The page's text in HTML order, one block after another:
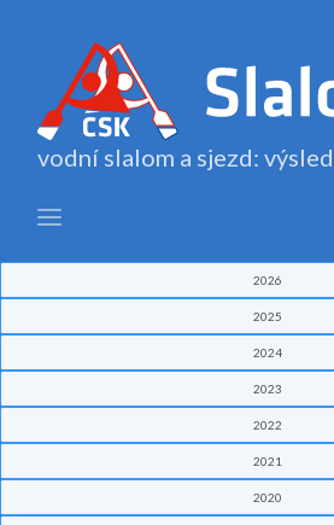
vodní slalom a sjezd:
2026
2025
2024
2023
2022
2021
2020